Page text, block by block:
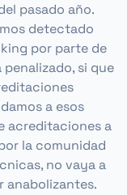
pasado año.
detectado
por parte de
si que
a esos
acreditaciones a
la comunidad
no vaya a
anabolizantes.